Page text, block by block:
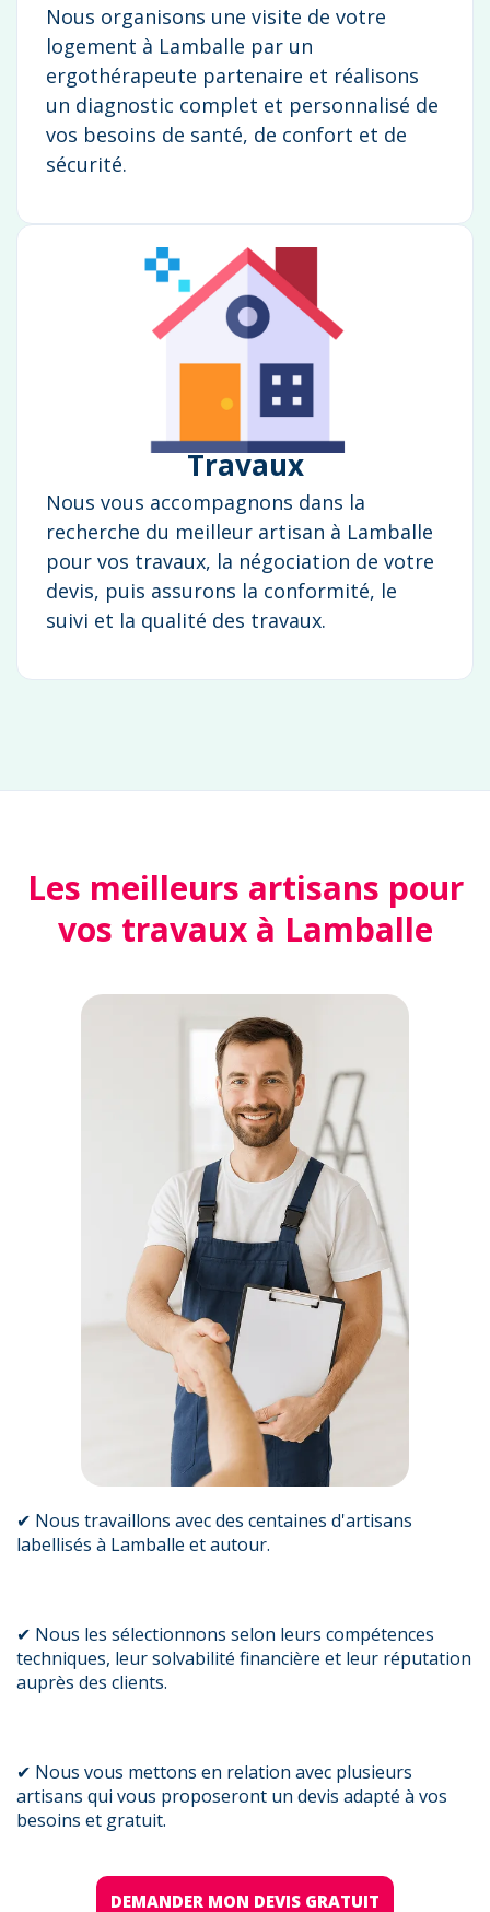
Nous organisons une visite de votre
logement à Lamballe par un
ergothérapeute partenaire et réalisons
un diagnostic complet et personnalisé de
vos besoins de santé, de confort et de
sécurité.
Travaux
Nous vous accompagnons dans la
recherche du meilleur artisan à Lamballe
pour vos travaux, la négociation de votre
devis, puis assurons la conformité, le
suivi et la qualité des travaux.
Les meilleurs artisans pour
vos travaux à Lamballe
✔ Nous travaillons avec des centaines d'artisans
labellisés à Lamballe et autour.
✔ Nous les sélectionnons selon leurs compétences
techniques, leur solvabilité financière et leur réputation
auprès des clients.
✔ Nous vous mettons en relation avec plusieurs
artisans qui vous proposeront un devis adapté à vos
besoins et gratuit.
DEMANDER MON DEVIS GRATUIT